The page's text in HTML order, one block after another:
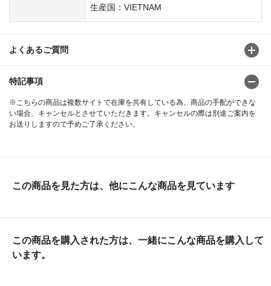
生産国：VIETNAM
よくあるご質問
特記事項
※こちらの商品は複数サイトで在庫を共有している為、商品の手配ができな
い場合、キャンセルとさせていただきます。キャンセルの際は別途ご案内を
お送りしますので予めご了承ください。
この商品を見た方は、他にこんな商品を見ています
この商品を購入された方は、一緒にこんな商品を購入して
います。